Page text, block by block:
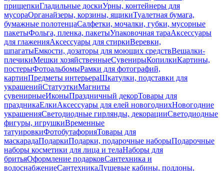
прищепкиГладильные доскиУрны, контейнеры для
мусораОрганайзеры, корзины, ящикиТуалетная бумага,
бумажные полотенцаСалфетки, мочалки, губки, мусорные
пакетыФольга, пленка, пакетыУпаковочная тараАксессуары
для глаженияАксессуары для стиркиВеревки,
шпагатыЕмкости, дозаторы для моющих средствВешалки-
плечикиМешки хозяйственныеСувенирыКопилкиКартины,
постерыФотоальбомыРамки для фотографий,
картинПредметы интерьераШкатулки, подставки для
украшенийСтатуэткиМагниты
сувенирныеИконыПраздничный декорТовары для
праздникаЕлкиАксессуары для елей новогоднихНовогодние
украшенияСветодиодные гирлянды, декорацииСветодиодные
фигуры, игрушкиВременные
татуировкиФотобутафорияТовары для
маскарадаПодаркиПодарки, подарочные наборыПодарочные
наборы косметики для лица и телаНаборы для
бритьяОформление подарковСантехника и
водоснабжениеСантехникаДушевые кабины, поддоны,